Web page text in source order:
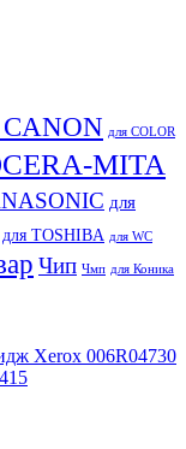
CANON для COLOR
MITA
для
для TOSHIBA для WC
Чип Чмп для Коника
Xerox 006R04730